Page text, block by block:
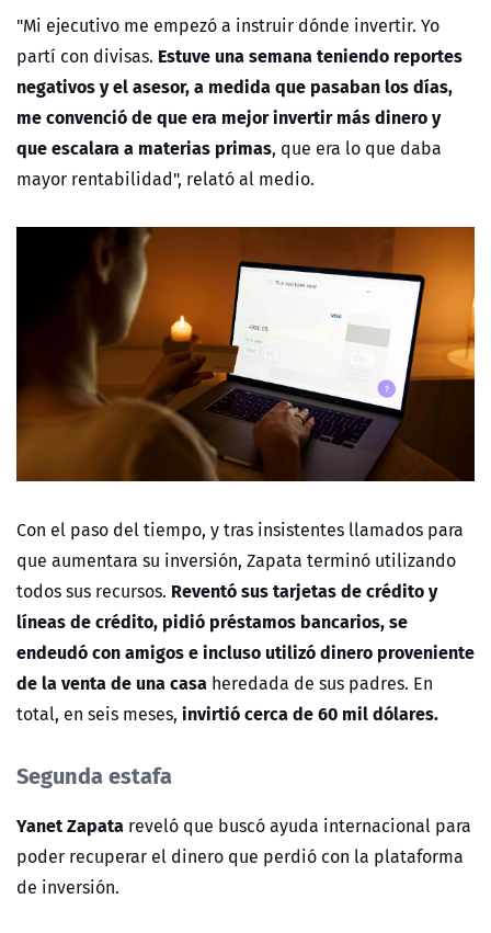
"Mi ejecutivo me empezó a instruir dónde invertir. Yo
partí con divisas. Estuve una semana teniendo reportes
negativos y el asesor, a medida que pasaban los días,
me convenció de que era mejor invertir más dinero y
que escalara a materias primas, que era lo que daba
mayor rentabilidad", relató al medio.
Con el paso del tiempo, y tras insistentes llamados para
que aumentara su inversión, Zapata terminó utilizando
todos sus recursos. Reventó sus tarjetas de crédito y
líneas de crédito, pidió préstamos bancarios, se
endeudó con amigos e incluso utilizó dinero proveniente
de la venta de una casa heredada de sus padres. En
total, en seis meses, invirtió cerca de 60 mil dólares.
Segunda estafa
Yanet Zapata reveló que buscó ayuda internacional para
poder recuperar el dinero que perdió con la plataforma
de inversión.